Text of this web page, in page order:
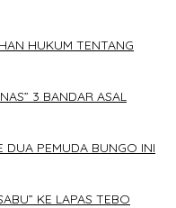
HUKUM TENTANG
3 BANDAR ASAL
DUA PEMUDA BUNGO INI
KE LAPAS TEBO